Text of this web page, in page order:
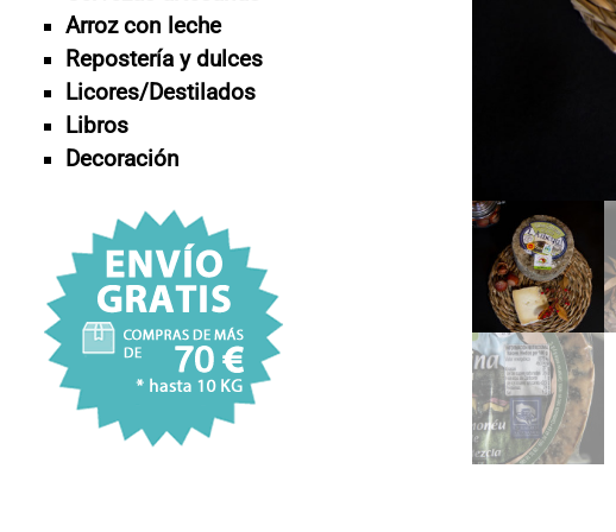
Arroz con leche
Repostería y dulces
Licores/Destilados
Libros
Decoración